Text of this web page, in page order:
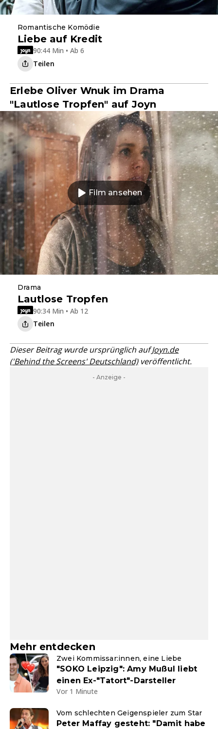
Romantische Komödie
Liebe auf Kredit
90:44 Min • Ab 6
Teilen
Erlebe Oliver Wnuk im Drama
"Lautlose Tropfen" auf Joyn
Film ansehen
Drama
Lautlose Tropfen
90:34 Min • Ab 12
Teilen
Dieser Beitrag wurde ursprünglich aufJoyn.de
('Behind the Screens' Deutschland)veröffentlicht.
- Anzeige -
Mehr entdecken
Zwei Kommissar:innen, eine Liebe
"SOKO Leipzig": Amy Mußul liebt
einen Ex-"Tatort"-Darsteller
Vor 1 Minute
Vom schlechten Geigenspieler zum Star
Peter Maffay gesteht: "Damit habe